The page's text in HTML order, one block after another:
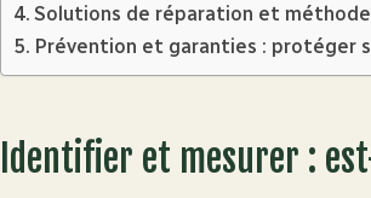
Solutions de réparation et
Prévention et garanties : protéger
Identifier et mesurer :